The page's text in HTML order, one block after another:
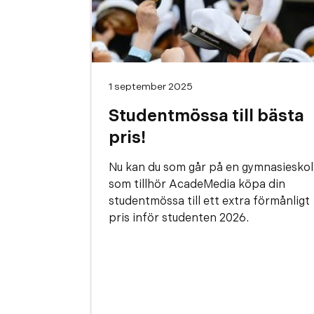
1 september 2025
Studentmössa till bästa
pris!
Nu kan du som går på en
som tillhör AcadeMedia köpa din
studentmössa till ett extra förmånligt
pris inför studenten 2026.